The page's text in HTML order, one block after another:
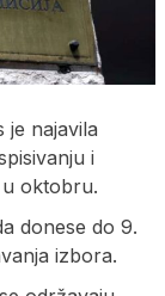
je najavila
i
oktobru.
donese do 9.
izbora.